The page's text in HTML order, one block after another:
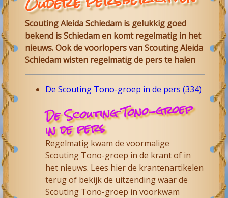
Scouting Aleida Schiedam is gelukkig goed
bekend is Schiedam en komt regelmatig in het
nieuws. Ook de voorlopers van Scouting Aleida
Schiedam wisten regelmatig de pers te halen
De Scouting Tono-groep in de pers (334)
De Scouting Tono-groep
in de pers
Regelmatig kwam de voormalige
Scouting Tono-groep in de krant of in
het nieuws. Lees hier de krantenartikelen
terug of bekijk de uitzending waar de
Scouting Tono-groep in voorkwam